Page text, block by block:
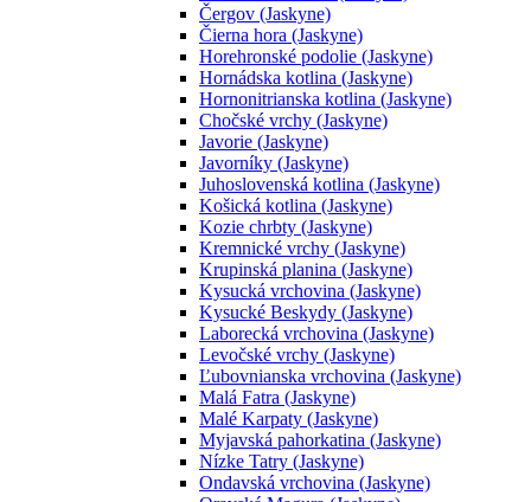
Čergov (Jaskyne)
Čierna hora (Jaskyne)
Horehronské podolie (Jaskyne)
Hornádska kotlina (Jaskyne)
Hornonitrianska kotlina (Jaskyne)
Chočské vrchy (Jaskyne)
Javorie (Jaskyne)
Javorníky (Jaskyne)
Juhoslovenská kotlina (Jaskyne)
Košická kotlina (Jaskyne)
Kozie chrbty (Jaskyne)
Kremnické vrchy (Jaskyne)
Krupinská planina (Jaskyne)
Kysucká vrchovina (Jaskyne)
Kysucké Beskydy (Jaskyne)
Laborecká vrchovina (Jaskyne)
Levočské vrchy (Jaskyne)
Ľubovnianska vrchovina (Jaskyne)
Malá Fatra (Jaskyne)
Malé Karpaty (Jaskyne)
Myjavská pahorkatina (Jaskyne)
Nízke Tatry (Jaskyne)
Ondavská vrchovina (Jaskyne)